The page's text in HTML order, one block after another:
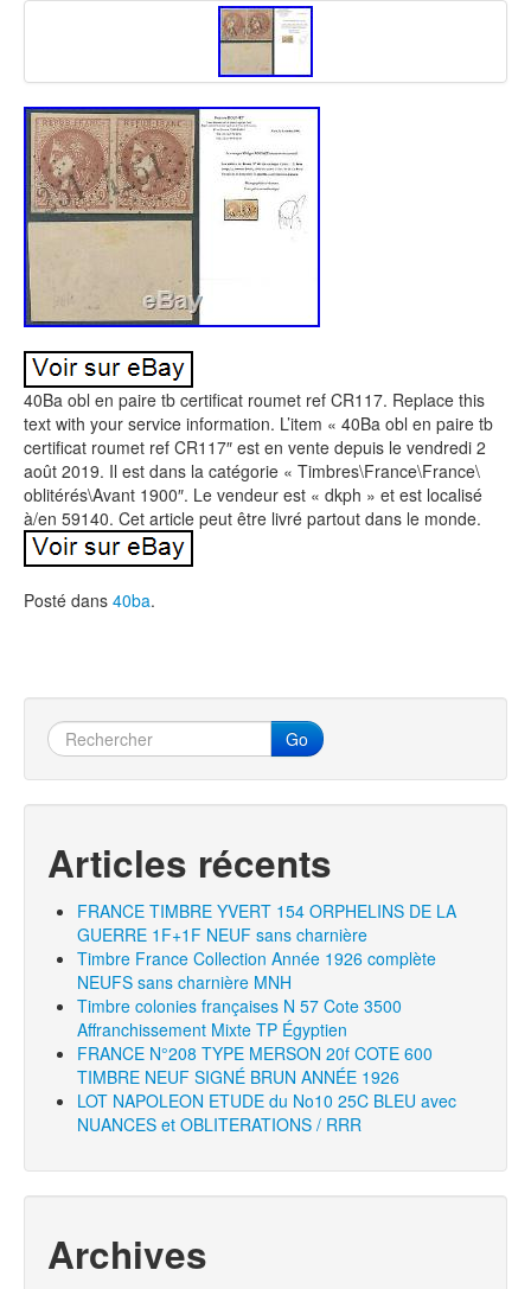
40Ba obl en paire tb certificat roumet ref CR117. Replace this
text with your service information. L’item « 40Ba obl en paire tb
certificat roumet ref CR117″ est en vente depuis le vendredi 2
août 2019. Il est dans la catégorie « Timbres\France\France\
oblitérés\Avant 1900″. Le vendeur est « dkph » et est localisé
à/en 59140. Cet article peut être livré partout dans le monde.
Posté dans 40ba.
Go
Articles récents
FRANCE TIMBRE YVERT 154 ORPHELINS DE LA
GUERRE 1F+1F NEUF sans charnière
Timbre France Collection Année 1926 complète
NEUFS sans charnière MNH
Timbre colonies françaises N 57 Cote 3500
Affranchissement Mixte TP Égyptien
FRANCE N°208 TYPE MERSON 20f COTE 600
TIMBRE NEUF SIGNÉ BRUN ANNÉE 1926
LOT NAPOLEON ETUDE du No10 25C BLEU avec
NUANCES et OBLITERATIONS / RRR
Archives